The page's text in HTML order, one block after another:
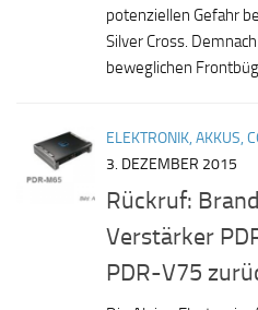
potenziellen Gefahr
Silver Cross.
beweglichen
ELEKTRONIK, AKKUS,
3. DEZEMBER 2015
Rückruf:
Verstärker
PDR-V75